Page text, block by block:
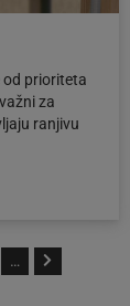
od prioriteta
za
ranjivu
…